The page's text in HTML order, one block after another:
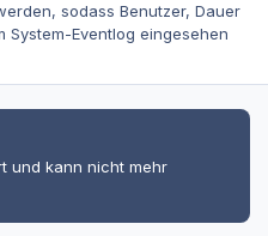
sodass Benutzer, Dauer
System-Eventlog eingesehen
und kann nicht mehr